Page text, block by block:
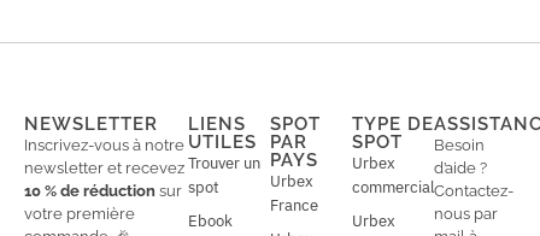
NEWSLETTER
Inscrivez-vous à notre
newsletter et recevez
10 % de réduction sur
votre première
LIENS
UTILES
Trouver un
spot
Ebook
SPOT
PAR
PAYS
Urbex
France
TYPE DE
SPOT
Urbex
commercial
Urbex
Besoin
d’aide ?
Contactez-
nous par